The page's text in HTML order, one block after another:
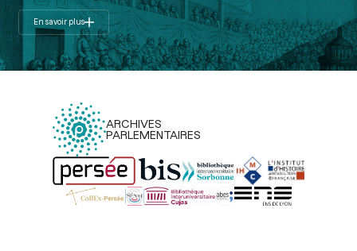
En savoir plus
ARCHIVES
PARLEMENTAIRES